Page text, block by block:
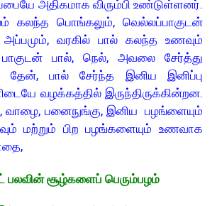
அதிகமாக விரும்பி உண்டுள்ளனர்.
கலந்த பொங்கலும், வெல்லப்பாகுடன்
வரகில் பால் கலந்த உணவும்
பாகுடன் பால், நெல், அவலை சேர்த்து
தேன், பால் சேர்ந்த இனிய இனிப்பு
வழக்கத்தில் இருந்திருக்கின்றன.
வாழை, பனைநுங்கு, இனிய பழங்ளையும்
மற்றும் பிற பழங்களையும் உணவாக
பலவின் சூழ்களைப் பெரும்பழம்